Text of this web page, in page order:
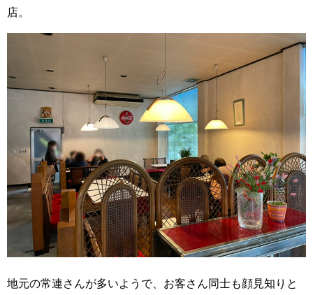
店。
地元の常連さんが多いようで、お客さん同士も顔見知りと